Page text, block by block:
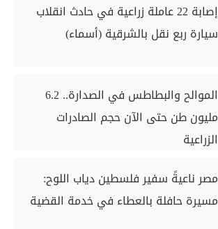
إصابة 22 عاملة زراعية في حادث انقلاب
سيارة ربع نقل بالشرقية (أسماء)
الموالح والبطاطس في الصدارة.. 6.2
مليون طن حتى الآن حجم الصادرات
الزراعية
مصر ناعيةً سفير فلسطين دياب اللوح:
مسيرة حافلة بالعطاء في خدمة القضية